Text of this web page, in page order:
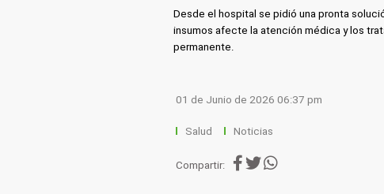
Desde el hospital se pidió una pronta
insumos afecte la atención médica y los
permanente.
01 de Junio de 2026 06:37 pm
Salud Noticias
Compartir: